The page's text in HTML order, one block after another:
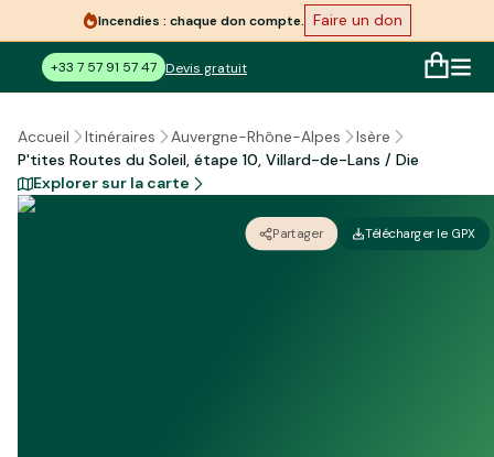
Incendies : chaque don compte. Faire un don
+33 7 57 91 57 47 Devis gratuit
Accueil Itinéraires Auvergne-Rhône-Alpes
Isère
P'tites Routes du Soleil, étape 10, Villard-de-Lans / Die
Explorer sur la carte
Partager Télécharger le GPX